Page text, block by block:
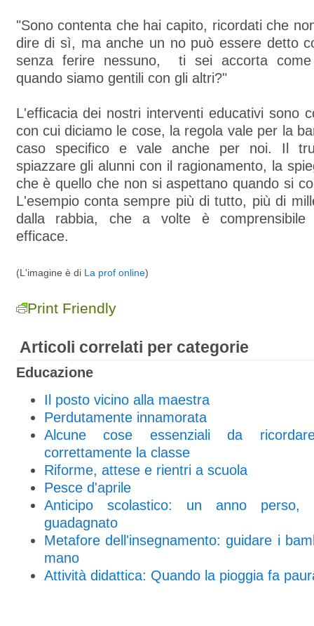
"Sono contenta che hai capito, ricordati che
dire di sì, ma anche un no può essere detto
senza ferire nessuno, ti sei accorta come
quando siamo gentili con gli altri?"
L'efficacia dei nostri interventi educativi sono
con cui diciamo le cose, la regola vale per la
caso specifico e vale anche per noi. Il
spiazzare gli alunni con il ragionamento, la
che è quello che non si aspettano quando si
L'esempio conta sempre più di tutto, più di
dalla rabbia, che a volte è comprensibile
efficace.
(L'imagine è di La prof online)
Print Friendly
Articoli correlati per categorie
Educazione
Il posto vicino alla maestra
Perdutamente innamorata
Alcune cose essenziali da
correttamente la classe
Riforme, attese e rientri a scuola
Pesce d'aprile
Anticipo scolastico: un anno
guadagnato
Metafore dell'insegnamento: guidare i
mano
Attività didattica: Quando la pioggia fa